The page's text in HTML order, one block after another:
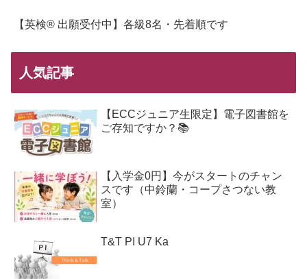
【英検® 出願受付中】各級8名・先着順です
人気記事
【ECCジュニア生限定】電子図書館を
ご存知ですか？📚
【入学金0円】今がスタートのチャン
スです（中鈴蘭・コープさつない教
室）
T&T PI U7 Ka